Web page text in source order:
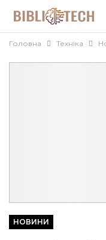
Головна Техніка
НОВИНИ